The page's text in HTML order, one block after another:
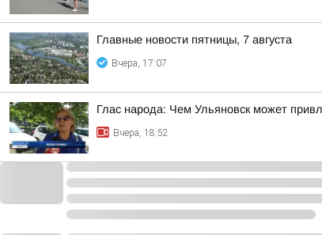
Главные новости пятницы, 7 августа
Вчера, 17:07
Глас народа: Чем Ульяновск может
Вчера, 18:52